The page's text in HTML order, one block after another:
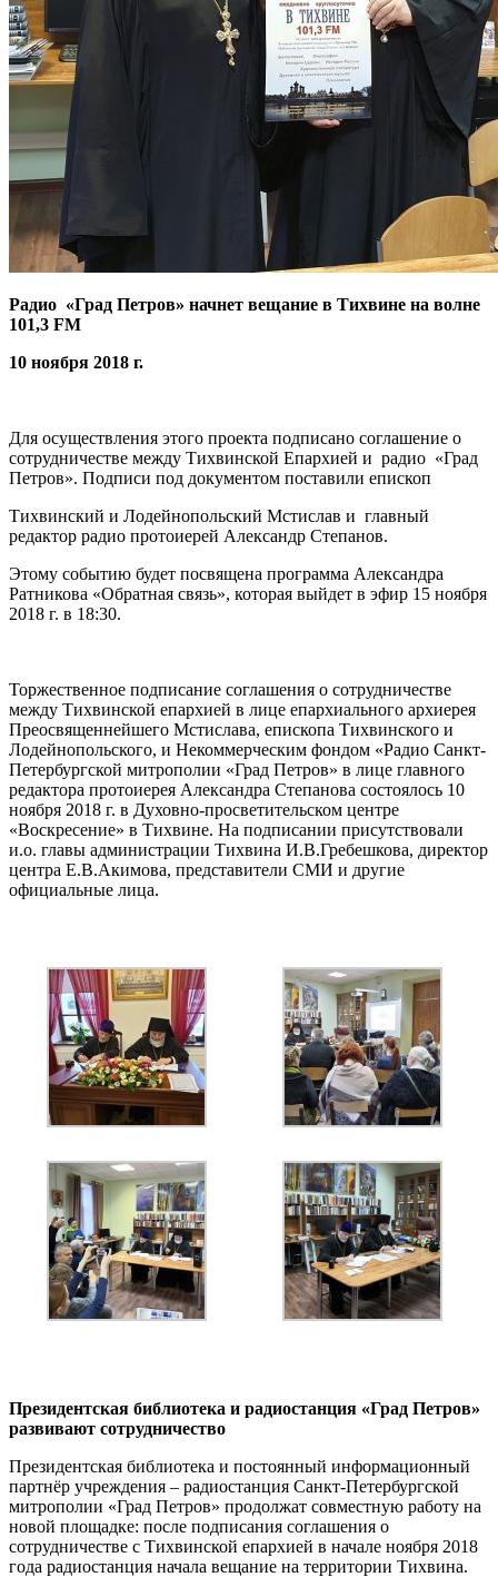
Радио «Град Петров» начнет вещание в Тихвине на волне
101,3 FM
10 ноября 2018 г.
Для осуществления этого проекта подписано соглашение о
сотрудничестве между Тихвинской Епархией и радио «Град
Петров». Подписи под документом поставили епископ
Тихвинский и Лодейнопольский Мстислав и главный
редактор радио протоиерей Александр Степанов.
Этому событию будет посвящена программа Александра
Ратникова «Обратная связь», которая выйдет в эфир 15 ноября
2018 г. в 18:30.
Торжественное подписание соглашения о сотрудничестве
между Тихвинской епархией в лице епархиального архиерея
Преосвященнейшего Мстислава, епископа Тихвинского и
Лодейнопольского, и Некоммерческим фондом «Радио Санкт-
Петербургской митрополии «Град Петров» в лице главного
редактора протоиерея Александра Степанова состоялось 10
ноября 2018 г. в Духовно-просветительском центре
«Воскресение» в Тихвине. На подписании присутствовали
и.о. главы администрации Тихвина И.В.Гребешкова, директор
центра Е.В.Акимова, представители СМИ и другие
официальные лица.
Президентская библиотека и радиостанция «Град Петров»
развивают сотрудничество
Президентская библиотека и постоянный информационный
партнёр учреждения – радиостанция Санкт-Петербургской
митрополии «Град Петров» продолжат совместную работу на
новой площадке: после подписания соглашения о
сотрудничестве с Тихвинской епархией в начале ноября 2018
года радиостанция начала вещание на территории Тихвина.